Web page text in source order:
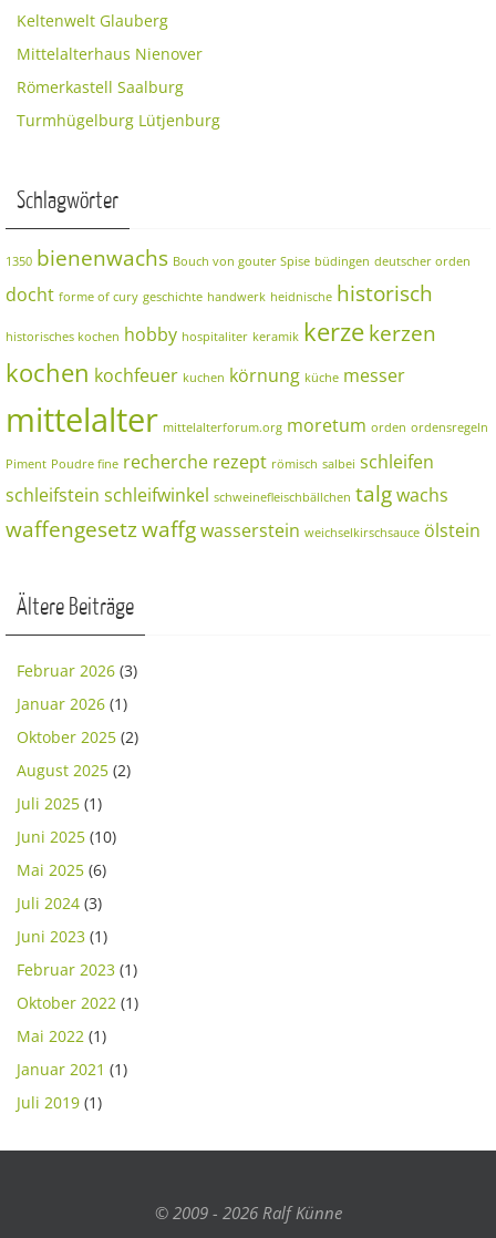
Keltenwelt Glauberg
Mittelalterhaus Nienover
Römerkastell Saalburg
Turmhügelburg Lütjenburg
Schlagwörter
1350 bienenwachs Bouch von gouter Spise büdingen deutscher orden
docht forme of cury geschichte handwerk heidnische historisch
historisches kochen hobby hospitaliter keramik kerzekerzen
kochen kochfeuer kuchen körnung küche messer
mittelalter mittelalterforum.org moretum orden ordensregeln
Piment Poudre fine recherche rezept römisch salbei schleifen
schleifstein schleifwinkel schweinefleischbällchen talgwachs
waffengesetzwaffgwasserstein weichselkirschsauce ölstein
Ältere Beiträge
Februar 2026 (3)
Januar 2026 (1)
Oktober 2025 (2)
August 2025 (2)
Juli 2025 (1)
Juni 2025 (10)
Mai 2025 (6)
Juli 2024 (3)
Juni 2023 (1)
Februar 2023 (1)
Oktober 2022 (1)
Mai 2022 (1)
Januar 2021 (1)
Juli 2019 (1)
© 2009 - 2026 Ralf Künne